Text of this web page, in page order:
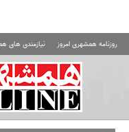
روزنامه همشهری امروز نیازمندی های